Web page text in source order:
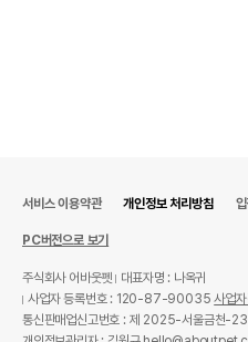
서비스 이용약관 개인정보 처리방침
PC버전으로 보기
주식회사 어바웃펫
대표자명 : 나옥귀
사업자 등록번호 : 120-87-90035사업
통신판매업신고번호 : 제 2025-서울금천-